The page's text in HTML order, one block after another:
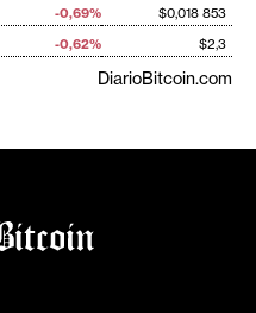
-0,69%
$0,018 853
-0,62% $2,3
DiarioBitcoin.com